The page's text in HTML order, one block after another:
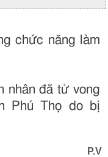
chức năng làm
nhân đã tử vong
Phú Thọ do bị
P.V